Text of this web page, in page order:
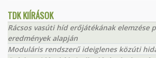
TDK KIÍRÁSOK
Rácsos vasúti híd erőjátékának elemzése
eredmények alapján
Moduláris rendszerű ideiglenes közúti